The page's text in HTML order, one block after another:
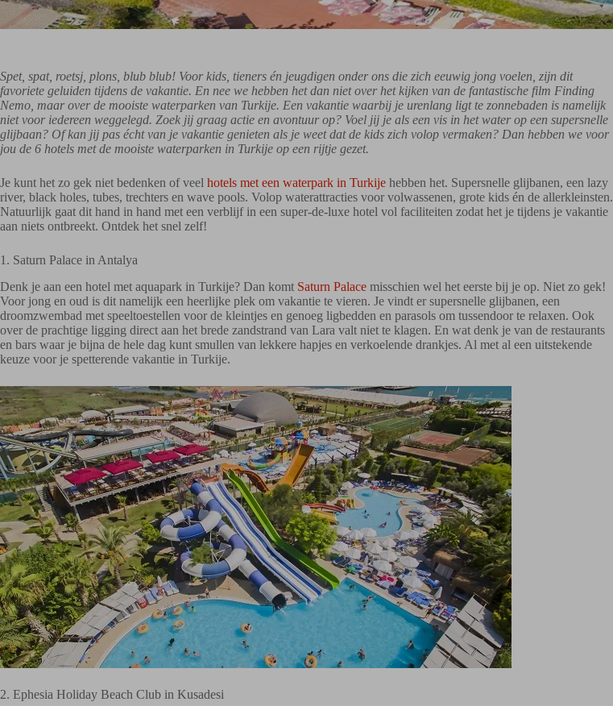
Spet, spat, roetsj, plons, blub blub! Voor kids, tieners én jeugdigen onder ons die zich eeuwig jong voelen, zijn dit
favoriete geluiden tijdens de vakantie. En nee we hebben het dan niet over het kijken van de fantastische film Finding
Nemo, maar over de mooiste waterparken van Turkije. Een vakantie waarbij je urenlang ligt te zonnebaden is namelijk
niet voor iedereen weggelegd. Zoek jij graag actie en avontuur op? Voel jij je als een vis in het water op een supersnelle
glijbaan? Of kan jij pas écht van je vakantie genieten als je weet dat de kids zich volop vermaken? Dan hebben we voor
jou de 6 hotels met de mooiste waterparken in Turkije op een rijtje gezet.
Je kunt het zo gek niet bedenken of veel hotels met een waterpark in Turkije hebben het. Supersnelle glijbanen, een lazy
river, black holes, tubes, trechters en wave pools. Volop waterattracties voor volwassenen, grote kids én de allerkleinsten.
Natuurlijk gaat dit hand in hand met een verblijf in een super-de-luxe hotel vol faciliteiten zodat het je tijdens je vakantie
aan niets ontbreekt. Ontdek het snel zelf!
1. Saturn Palace in Antalya
Denk je aan een hotel met aquapark in Turkije? Dan komt Saturn Palace misschien wel het eerste bij je op. Niet zo gek!
Voor jong en oud is dit namelijk een heerlijke plek om vakantie te vieren. Je vindt er supersnelle glijbanen, een
droomzwembad met speeltoestellen voor de kleintjes en genoeg ligbedden en parasols om tussendoor te relaxen. Ook
over de prachtige ligging direct aan het brede zandstrand van Lara valt niet te klagen. En wat denk je van de restaurants
en bars waar je bijna de hele dag kunt smullen van lekkere hapjes en verkoelende drankjes. Al met al een uitstekende
keuze voor je spetterende vakantie in Turkije.
2. Ephesia Holiday Beach Club in Kusadesi